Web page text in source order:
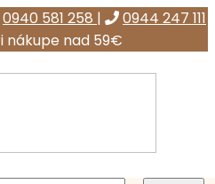
0940 581 258 |
0944 247 111
nákupe nad 59€